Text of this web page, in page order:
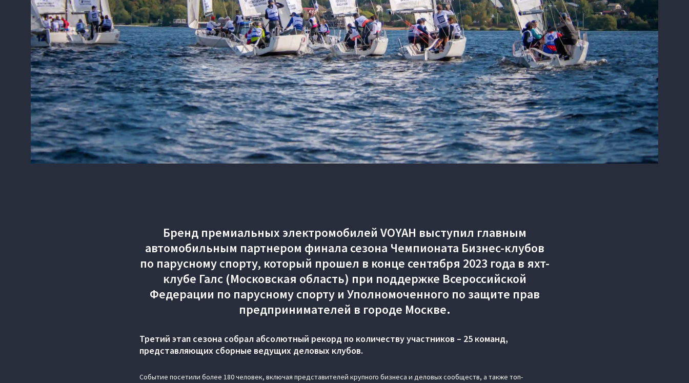
Бренд премиальных электромобилей VOYAH выступил главным
автомобильным партнером финала сезона Чемпионата Бизнес-клубов
по парусному спорту, который прошел в конце сентября 2023 года в яхт-
клубе Галс (Московская область) при поддержке Всероссийской
Федерации по парусному спорту и Уполномоченного по защите прав
предпринимателей в городе Москве.
Третий этап сезона собрал абсолютный рекорд по количеству участников – 25 команд,
представляющих сборные ведущих деловых клубов.
Событие посетили более 180 человек, включая представителей крупного бизнеса и деловых сообществ, а также топ-